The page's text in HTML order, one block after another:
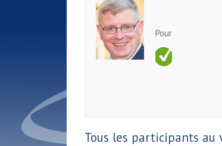
Pour
Tous les participants au